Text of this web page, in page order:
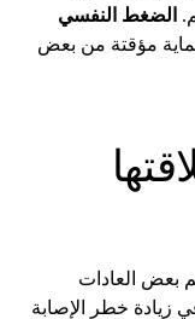
الضغط النفسي
مؤقتة من بعض
بعض العادات
زيادة خطر الإصابة